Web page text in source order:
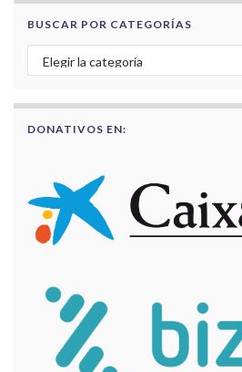
BUSCAR POR CATEGORÍAS
Buscar por categorías
DONATIVOS EN: